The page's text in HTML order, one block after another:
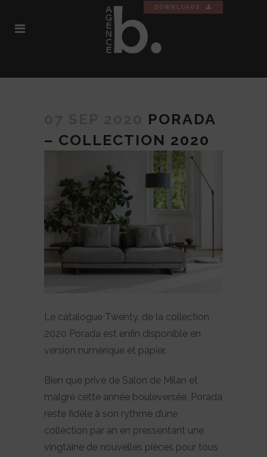
DOWNLOADS
PORADA
– COLLECTION 2020
Le catalogue Twenty, de la collection
2020 Porada est enfin disponible en
version numérique et papier.
Bien que privé de Salon de Milan et
malgré cette année bouleversée, Porada
reste fidèle à son rythme d’une
collection par an en pressentant une
vingtaine de nouvelles pièces pour tous